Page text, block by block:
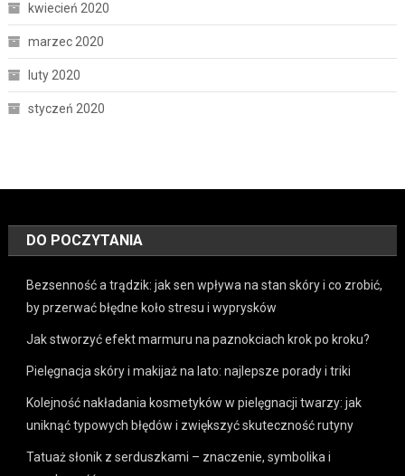
kwiecień 2020
marzec 2020
luty 2020
styczeń 2020
DO POCZYTANIA
Bezsenność a trądzik: jak sen wpływa na stan skóry i co zrobić,
by przerwać błędne koło stresu i wyprysków
Jak stworzyć efekt marmuru na paznokciach krok po kroku?
Pielęgnacja skóry i makijaż na lato: najlepsze porady i triki
Kolejność nakładania kosmetyków w pielęgnacji twarzy: jak
uniknąć typowych błędów i zwiększyć skuteczność rutyny
Tatuaż słonik z serduszkami – znaczenie, symbolika i